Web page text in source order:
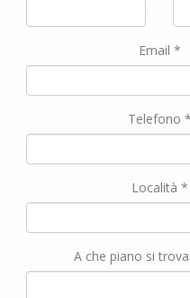
Email *
Telefono *
Località *
A che piano si